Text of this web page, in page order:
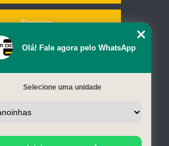
Empresa
Serviços
Olá! Fale agora pelo WhatsApp
Selecione uma unidade